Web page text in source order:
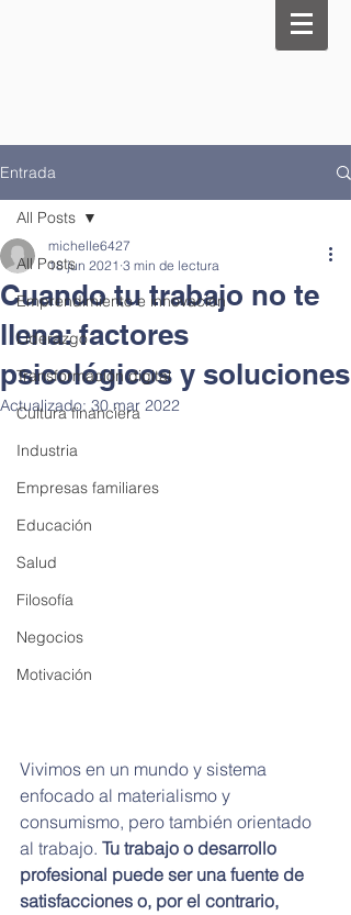
Entrada
All Posts
Emprendimiento e innovación
Liderazgo
Transformación digital
Cultura financiera
Industria
Empresas familiares
Educación
Salud
Filosofía
Negocios
Motivación
All Posts
Cuando tu trabajo no te
llena: factores
psicológicos y soluciones
michelle6427
18 jun 2021 3 min de lectura
Actualizado:30 mar 2022
Vivimos en un mundo y sistema
enfocado al materialismo y
consumismo, pero también orientado
al trabajo. Tu trabajo o desarrollo
profesional puede ser una fuente de
satisfacciones o, por el contrario,